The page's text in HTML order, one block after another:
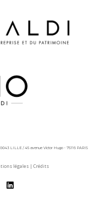
LILLE / 45 avenue Victor Hugo - 75116 PARIS
légales | Crédits